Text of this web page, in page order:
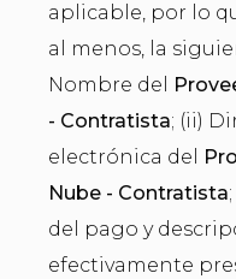
aplicable, por lo
al menos, la
Nombre del
- Contratista; (ii)
electrónica del
Nube - Contratista
del pago y
efectivamente